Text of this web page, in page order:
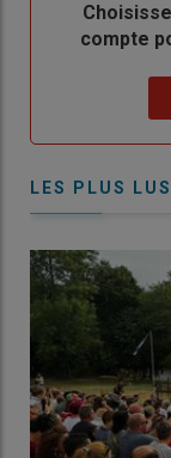
Body
compte
LES PLUS LUS